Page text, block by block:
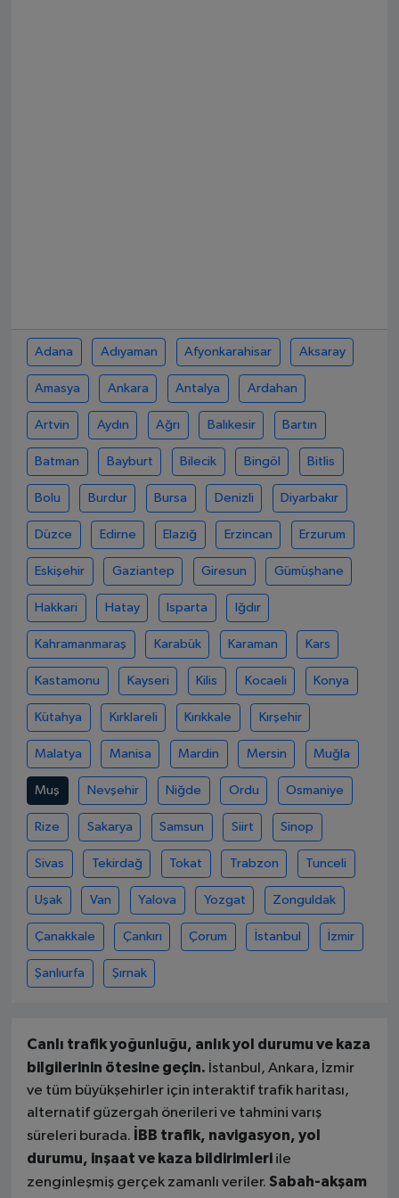
Adana Adıyaman Afyonkarahisar Aksaray
Amasya Ankara Antalya Ardahan
Artvin Aydın Ağrı Balıkesir Bartın
Batman Bayburt Bilecik Bingöl Bitlis
Bolu Burdur Bursa Denizli Diyarbakır
Düzce Edirne Elazığ Erzincan Erzurum
Eskişehir Gaziantep Giresun Gümüşhane
Hakkari Hatay Isparta Iğdır
Kahramanmaraş Karabük Karaman Kars
Kastamonu Kayseri Kilis Kocaeli Konya
Kütahya Kırklareli Kırıkkale Kırşehir
Malatya Manisa Mardin Mersin Muğla
Muş Nevşehir Niğde Ordu Osmaniye
Rize Sakarya Samsun Siirt Sinop
Sivas Tekirdağ Tokat Trabzon Tunceli
Uşak Van Yalova Yozgat Zonguldak
Çanakkale Çankırı Çorum İstanbul İzmir
Şanlıurfa Şırnak
Canlı trafik yoğunluğu, anlık yol durumu ve kaza
bilgilerinin ötesine geçin. İstanbul, Ankara, İzmir
ve tüm büyükşehirler için interaktif trafik haritası,
alternatif güzergah önerileri ve tahmini varış
süreleri burada.
İBB trafik, navigasyon, yol
durumu, inşaat ve kaza bildirimleriile
zenginleşmiş gerçek zamanlı veriler. Sabah-akşam